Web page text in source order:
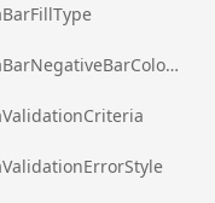
ig.excel.DataBarNegativeBarColorType